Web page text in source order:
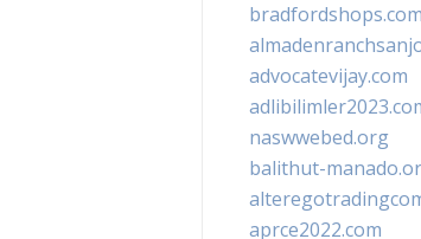
bradfordshops.com
advocatevijay.com
naswwebed.org
balithut-
aprce2022.com